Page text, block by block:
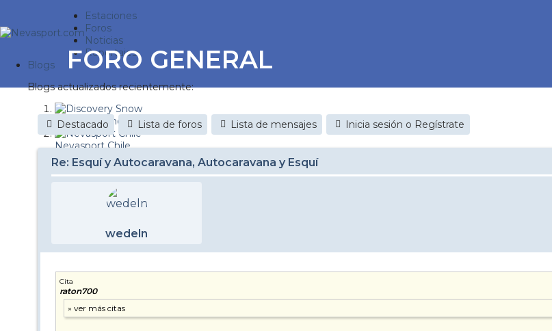
Estaciones
Foros
Noticias
Reportajes
Blogs
Blogs actualizados recientemente:
Discovery Snow
Nevasport Chile
Esquiaryviajar.com
nevasport blog
Diario de un friki
Revista NIX
Metiendo Cantos
FORO GENERAL
Destacado Lista de foros Lista de mensajes Inicia sesión o Regístrate
Re: Esquí y Autocaravana, Autocaravana y Esquí
wedeln
Cita
raton700